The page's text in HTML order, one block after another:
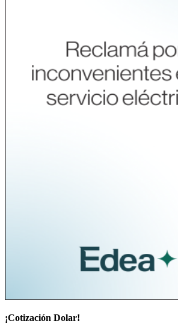
¡Cotización Dolar!